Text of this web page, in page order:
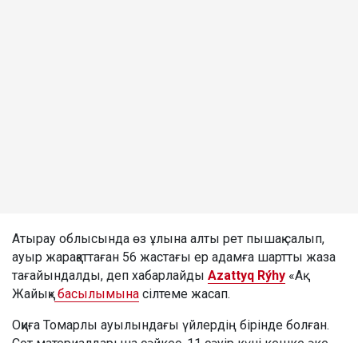
Атырау облысында өз ұлына алты рет пышақ салып,
ауыр жарақаттаған 56 жастағы ер адамға шартты жаза
тағайындалды, деп хабарлайды Azattyq Rýhy «Ақ
Жайық»басылымына сілтеме жасап.
Оқиға Томарлы ауылындағы үйлердің бірінде болған.